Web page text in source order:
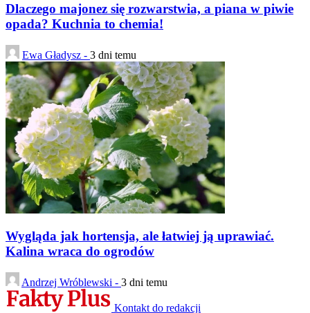
Dlaczego majonez się rozwarstwia, a piana w piwie
opada? Kuchnia to chemia!
Ewa Gładysz - 3 dni temu
Wygląda jak hortensja, ale łatwiej ją uprawiać.
Kalina wraca do ogrodów
Andrzej Wróblewski - 3 dni temu
Kontakt do redakcji